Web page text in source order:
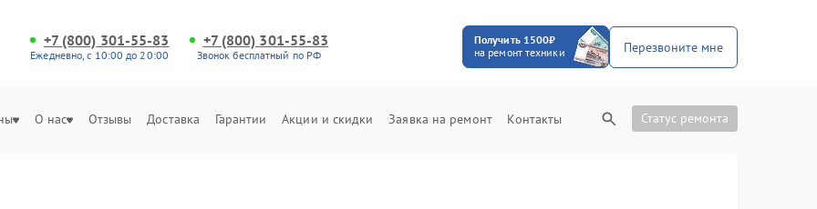
+7 (800) 301-55-83
Ежедневно, с 10:00 до 20:00
+7 (800) 301-55-83
Звонок бесплатный по РФ
Получить 1500₽
на ремонт техники
Перезвоните мне
О нас Отзывы Доставка Гарантии Акции и скидки Заявка на ремонт Контакты Статус ремонта